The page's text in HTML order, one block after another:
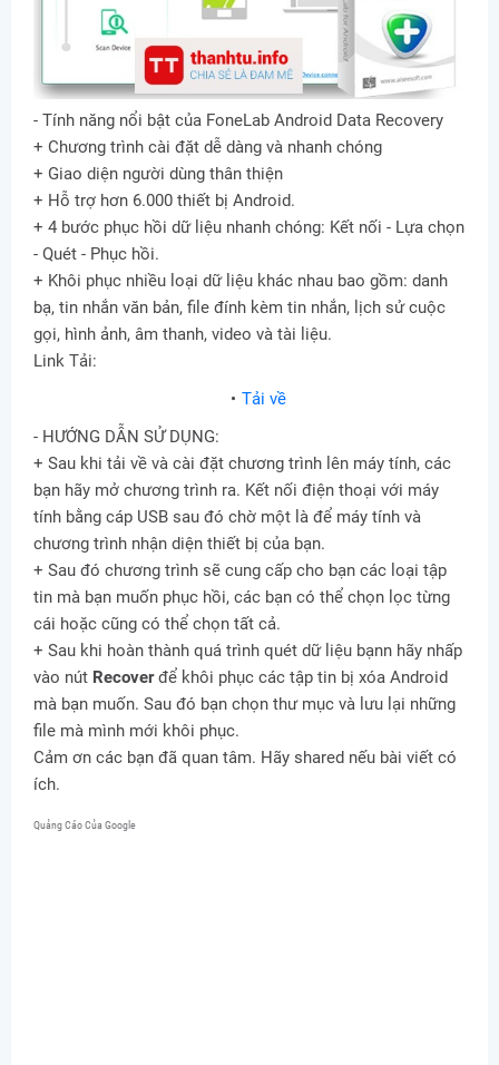
- Tính năng nổi bật của FoneLab Android Data Recovery
+ Chương trình cài đặt dễ dàng và nhanh chóng
+ Giao diện người dùng thân thiện
+ Hỗ trợ hơn 6.000 thiết bị Android.
+ 4 bước phục hồi dữ liệu nhanh chóng: Kết nối - Lựa chọn
- Quét - Phục hồi.
+ Khôi phục nhiều loại dữ liệu khác nhau bao gồm: danh
bạ, tin nhắn văn bản, file đính kèm tin nhắn, lịch sử cuộc
gọi, hình ảnh, âm thanh, video và tài liệu.
Link Tải:
Tải về
- HƯỚNG DẪN SỬ DỤNG:
+ Sau khi tải về và cài đặt chương trình lên máy tính, các
bạn hãy mở chương trình ra. Kết nối điện thoại với máy
tính bằng cáp USB sau đó chờ một là để máy tính và
chương trình nhận diện thiết bị của bạn.
+ Sau đó chương trình sẽ cung cấp cho bạn các loại tập
tin mà bạn muốn phục hồi, các bạn có thể chọn lọc từng
cái hoặc cũng có thể chọn tất cả.
+ Sau khi hoàn thành quá trình quét dữ liệu bạnn hãy nhấp
vào nút Recoverđể khôi phục các tập tin bị xóa Android
mà bạn muốn. Sau đó bạn chọn thư mục và lưu lại những
file mà mình mới khôi phục.
Cảm ơn các bạn đã quan tâm. Hãy shared nếu bài viết có
ích.
Quảng Cáo Của Google